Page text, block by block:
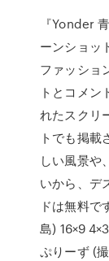
『Yonder
ーンショッ
ファッショ
トとコメン
れたスクリ
トでも掲載
しい風景や
いから、デ
ドは無料で
島) 16×9
ぷりーず (